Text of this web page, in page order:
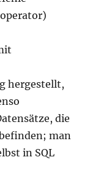
hergestellt,
die
man
in SQL